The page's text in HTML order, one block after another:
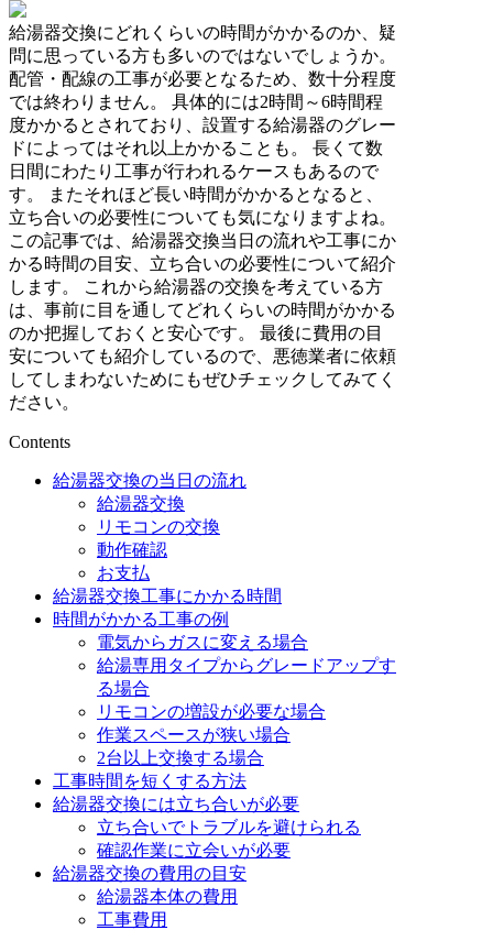
給湯器交換にどれくらいの時間がかかるのか、疑
問に思っている方も多いのではないでしょうか。
配管・配線の工事が必要となるため、数十分程度
では終わりません。 具体的には2時間～6時間程
度かかるとされており、設置する給湯器のグレー
ドによってはそれ以上かかることも。 長くて数
日間にわたり工事が行われるケースもあるので
す。 またそれほど長い時間がかかるとなると、
立ち合いの必要性についても気になりますよね。
この記事では、給湯器交換当日の流れや工事にか
かる時間の目安、立ち合いの必要性について紹介
します。 これから給湯器の交換を考えている方
は、事前に目を通してどれくらいの時間がかかる
のか把握しておくと安心です。 最後に費用の目
安についても紹介しているので、悪徳業者に依頼
してしまわないためにもぜひチェックしてみてく
ださい。
Contents
給湯器交換の当日の流れ
給湯器交換
リモコンの交換
動作確認
お支払
給湯器交換工事にかかる時間
時間がかかる工事の例
電気からガスに変える場合
給湯専用タイプからグレードアップす
る場合
リモコンの増設が必要な場合
作業スペースが狭い場合
2台以上交換する場合
工事時間を短くする方法
給湯器交換には立ち合いが必要
立ち合いでトラブルを避けられる
確認作業に立会いが必要
給湯器交換の費用の目安
給湯器本体の費用
工事費用